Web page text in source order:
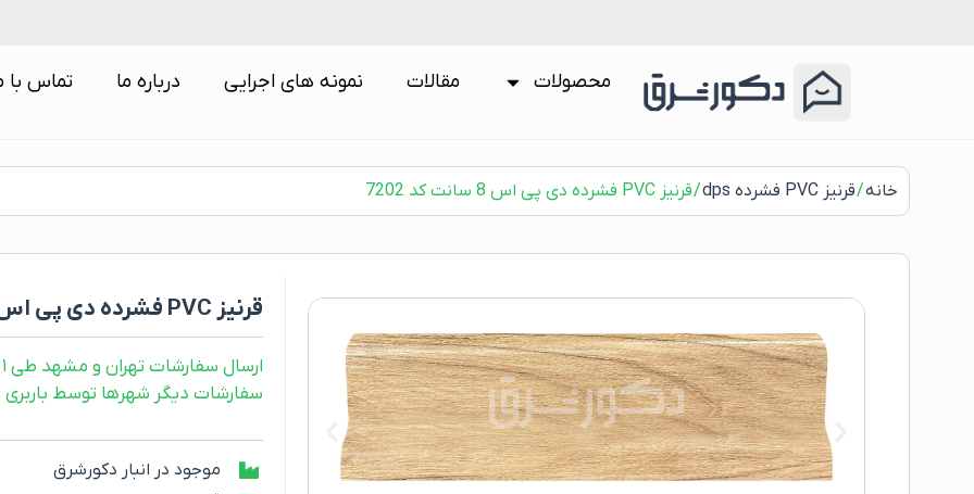
محصولات مقالات نمونه های اجرایی درباره ما تماس با
خانه/قرنیز PVC فشرده dps / قرنیز PVC فشرده دی پی اس 8 سانت کد 7202
قرنیز PVC فشرده دی پی اس 8 سانت کد 7202
ارسال سفارشات تهران و مشهد طی ۱ روز کاری
سفارشات دیگر شهرها توسط باربری و طی ۲
موجود در انبار دکورشرق